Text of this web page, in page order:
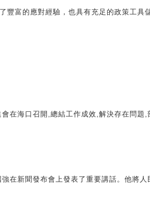
富的應對經驗，也具有充足的政策工具
海口召開,總結工作成效,解決存在問題,
在新聞發布會上發表了重要講話。他將人